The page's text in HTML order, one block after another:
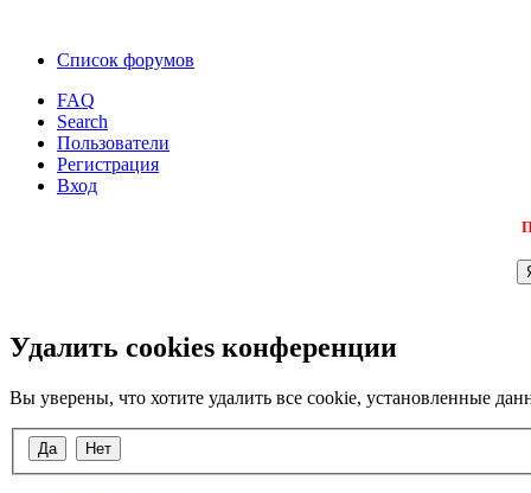
Список форумов
FAQ
Search
Пользователи
Регистрация
Вход
Удалить cookies конференции
Вы уверены, что хотите удалить все cookie, установленные